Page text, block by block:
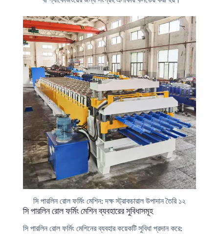
সি পারলিন রোল ফর্মিং মেশিন: দক্ষ স্ট্রাকচারাল উপাদান তৈরি ১২
সি পারলিন রোল ফর্মিং মেশিন ব্যবহারের সুবিধাসমূহ
সি পারলিন রোল ফর্মিং মেশিনের ব্যবহার কয়েকটি সুবিধা প্রদান করে: